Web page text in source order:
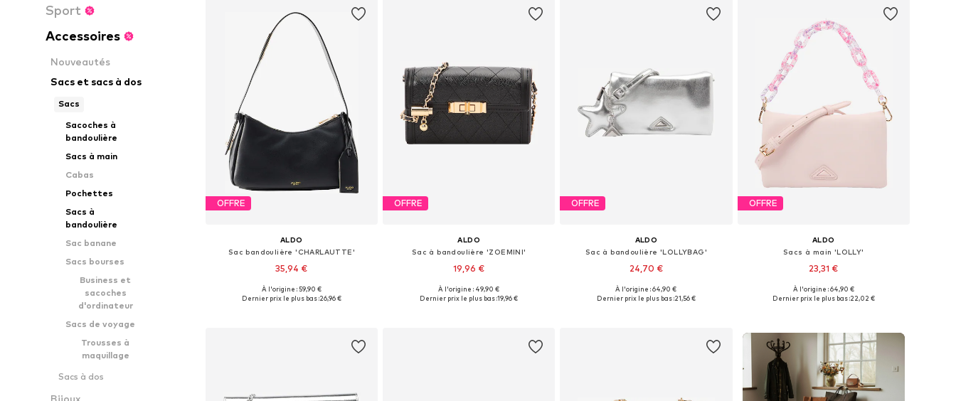
Sport
Accessoires
Nouveautés
Sacs et sacs à dos
Sacs
Sacoches à
bandoulière
Sacs à main
Cabas
Pochettes
Sacs à
bandoulière
Sac banane
Sacs bourses
Business et
sacoches
d'ordinateur
Sacs de voyage
Trousses à
maquillage
Sacs à dos
Bijoux
OFFRE
ALDO
Sac bandoulière 'CHARLAUTTE'
35,94 €
Tailles disponibles: One Size
À l'origine : 59,90 €
Dernier prix le plus bas :26,96 €
OFFRE
ALDO
Sac à bandoulière 'ZOEMINI'
19,96 €
Tailles disponibles: One Size
À l'origine : 49,90 €
Dernier prix le plus bas :19,96 €
OFFRE
ALDO
Sac à bandoulière 'LOLLYBAG'
24,70 €
Tailles disponibles: One Size
À l'origine : 64,90 €
Dernier prix le plus bas :21,56 €
OFFRE
ALDO
Sacs à main 'LOLLY'
23,31 €
Tailles disponibles: One Size
À l'origine : 64,90 €
Dernier prix le plus bas :22,02 €